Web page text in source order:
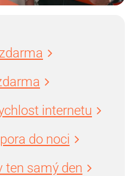
internetu
do noci
ten samý den